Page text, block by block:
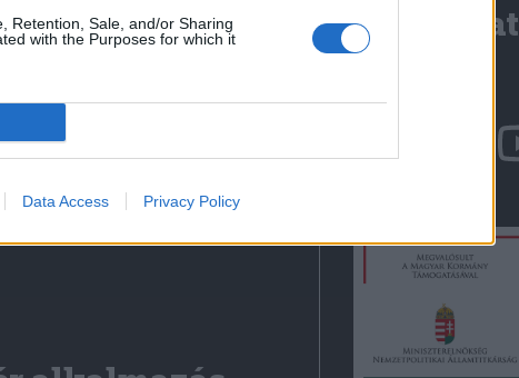
Retention, Sale, and/or Sharing
with the Purposes for which it
Data Access Privacy Policy
Kapcsolat